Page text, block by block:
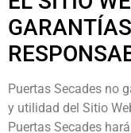
Puertas Secades no
y utilidad del Sitio
Puertas Secades